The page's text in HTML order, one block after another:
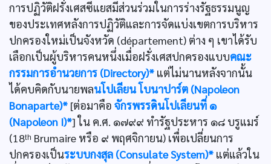
การปฏิวัติฝรั่งเศสซีแยสมีส่วนร่วมในการร่างรัฐธรรมนูญ
ของประเทศหลังการปฏิวัติและการจัดแบ่งเขตการบริหาร
ปกครองใหม่เป็นจังหวัด (département) ต่าง ๆ เขาได้รับ
เลือกเป็นผู้บริหารคนหนึ่งเมื่อฝรั่งเศสปกครองแบบคณะ
กรรมการอำนวยการ (Directory)* แต่ไม่นานหลังจากนั้น
ได้คบคิดกับนายพลนโปเลียน โบนาปาร์ต (Napoleon
Bonaparte)* [ต่อมาคือ จักรพรรดินโปเลียนที่ ๑
(Napoleon I)*] ใน ค.ศ. ๑๗๙๙ ทำรัฐประหาร ๑๘ บรูแมร์
(18ᵗʰ Brumaire หรือ ๙ พฤศจิกายน) เพื่อเปลี่ยนการ
ปกครองเป็นระบบกงสุล (Consulate System)* แต่แล้วใน